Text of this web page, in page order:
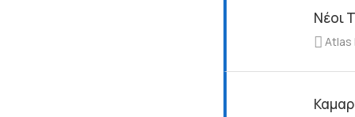
Νέοι
Atlas